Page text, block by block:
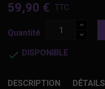
59,90 € TTC
Quantité
 DISPONIBLE
DESCRIPTION